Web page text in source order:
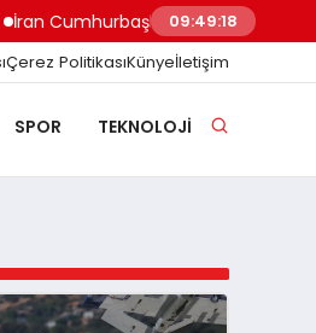
Cumhurbaşkanı Pezeşkiyan
09:49:18
Çerez PolitikasıKünyeİletişim
SPOR TEKNOLOJI